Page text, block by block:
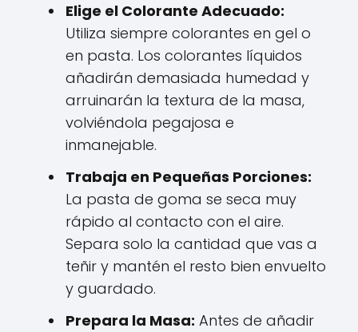
Elige el Colorante Adecuado:
Utiliza siempre colorantes en gel o
en pasta. Los colorantes líquidos
añadirán demasiada humedad y
arruinarán la textura de la masa,
volviéndola pegajosa e
inmanejable.
Trabaja en Pequeñas Porciones:
La pasta de goma se seca muy
rápido al contacto con el aire.
Separa solo la cantidad que vas a
teñir y mantén el resto bien envuelto
y guardado.
Prepara la Masa: Antes de añadir